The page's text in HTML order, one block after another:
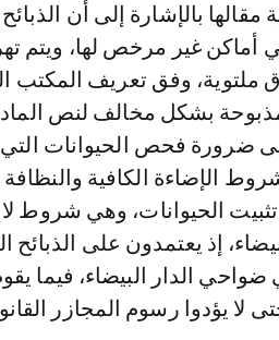
مقالها بالإشارة إلى أن
أماكن غير مرخص لها، ويتم
وفق تعريف المكتب
ضرورة فحص الحيوانات
الإضاءة الكافية والنظافة
الحيوانات، وهي شروط
إذ يعتمدون على
الدار البيضاء، فيما
لا يؤدوا رسوم المجازر